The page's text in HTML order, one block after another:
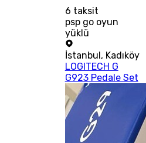
6 taksit
psp go oyun
yüklü
İstanbul, Kadıköy
LOGITECH G
G923 Pedale Set